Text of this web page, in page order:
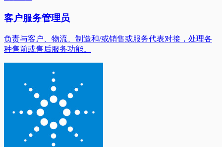
客户服务管理员
负责与客户、物流、制造和/或销售或服务代表对接，处理各
种售前或售后服务功能。